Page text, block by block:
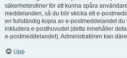
säkerhetsrutiner för att kunna spåra
meddelanden, så du bör skicka ett e-
en fullständig kopia av e-postmeddelandet du
inkludera e-posthuvudet (detta innehåller
e-postmeddelandet). Administratören kan
Upp